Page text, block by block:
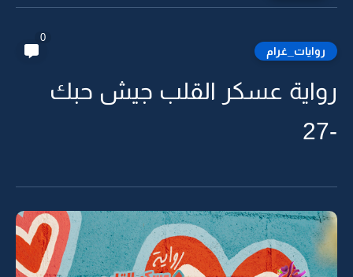
روايات_غرام
0
رواية عسكر القلب جيش حبك
-27